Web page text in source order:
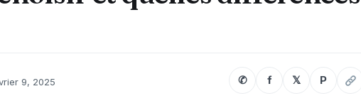
9, 2025 ✆ f 𝕏 P